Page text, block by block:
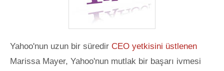
Yahoo'nun uzun bir süredir CEO yetkisini üstlenen
Marissa Mayer, Yahoo'nun mutlak bir başarı ivmesi